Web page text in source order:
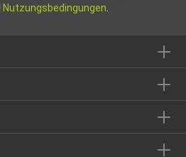
Nutzungsbedingungen